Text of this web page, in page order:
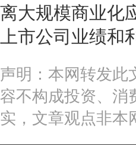
离大规模商业化
上市公司业绩和
声明：本网转发此
容不构成投资、消
实，文章观点非本